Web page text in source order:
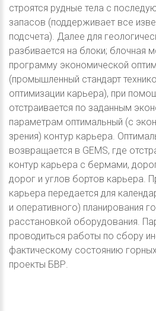
строятся рудные тела с
запасов (поддерживает все
подсчета). Далее для
разбивается на блоки; блочная
программу экономической
(промышленный стандарт
оптимизации карьера), при
отстраивается по заданным
параметрам оптимальный (с
зрения) контур карьера.
возвращается в GEMS, где
контур карьера с бермами,
дорог и углов бортов карьера.
карьера передается для
и оперативного) планирования
расстановкой оборудования.
проводиться работы по сбору
фактическому состоянию
проекты БВР.